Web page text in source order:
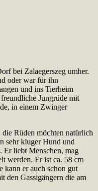
bei Zalaegerszeg umher.
oder war für ihn
und ins Tierheim
Jungrüde mit
in einem Zwinger
Rüden möchten natürlich
sehr kluger Hund und
Er liebt Menschen, mag
werden. Er ist ca. 58 cm
kann er auch schon gut
den Gassigängern die am